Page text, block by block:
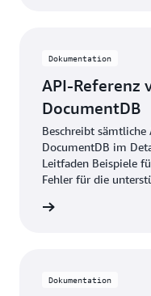
Dokumentation
API-Referenz
DocumentDB
Beschreibt
DocumentDB im
Leitfaden Beispiele
Fehler für die
Dokumentation